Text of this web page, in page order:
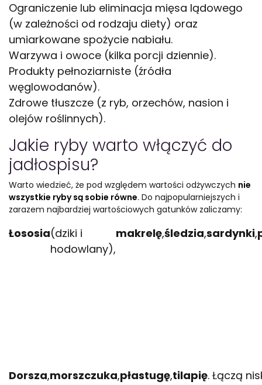
Ograniczenie lub eliminacja mięsa lądowego
(w zależności od rodzaju diety) oraz
umiarkowane spożycie nabiału.
Warzywa i owoce (kilka porcji dziennie).
Produkty pełnoziarniste (źródła
węglowodanów).
Zdrowe tłuszcze (z ryb, orzechów, nasion i
olejów roślinnych).
Jakie ryby warto włączyć do
jadłospisu?
Warto wiedzieć, że pod względem wartości odżywczych nie
wszystkie ryby są sobie równe. Do najpopularniejszych i
zarazem najbardziej wartościowych gatunków zaliczamy:
Łososia(dziki i
hodowlany),
makrelę,śledzia,sardynki,
Dorsza,morszczuka,płastugę,tilapię. Łączą